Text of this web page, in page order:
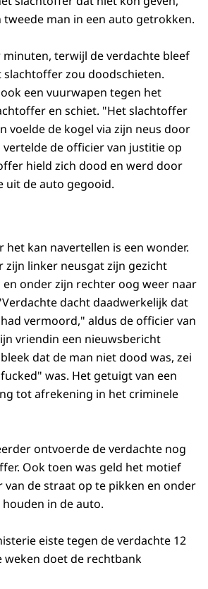
man in een auto getrokken.
minuten, terwijl de verdachte bleef
zou doodschieten.
een vuurwapen tegen het
en schiet. "Het slachtoffer
voelde de kogel via zijn neus door
de officier van justitie op
hield zich dood en werd door
uit de auto gegooid.
het kan navertellen is een wonder.
zijn linker neusgat zijn gezicht
onder zijn rechter oog weer naar
dacht daadwerkelijk dat
vermoord," aldus de officier van
vriendin een nieuwsbericht
dat de man niet dood was, zei
was. Het getuigt van een
tot afrekening in het criminele
ontvoerde de verdachte nog
Ook toen was geld het motief
de straat op te pikken en onder
in de auto.
eiste tegen de verdachte 12
weken doet de rechtbank